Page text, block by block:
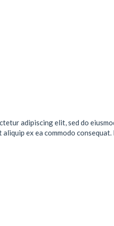
adipiscing elit, sed do
ex ea commodo